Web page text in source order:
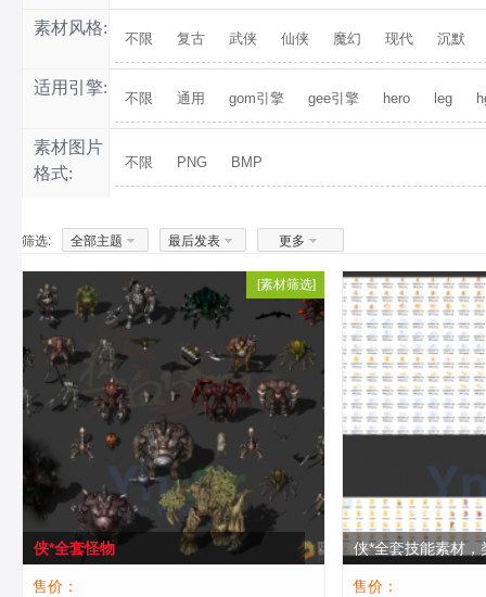
素材风格:
不限 复古 武侠 仙侠 魔幻 现代 沉默
适用引擎:
不限 通用 gom引擎 gee引擎 hero leg
素材图片
格式:
不限 PNG BMP
筛选: 全部主题 最后发表 更多
[怪物素材]
[素材筛选]
侠*全套怪物
售价：
侠*全套技能素材
能
售价：